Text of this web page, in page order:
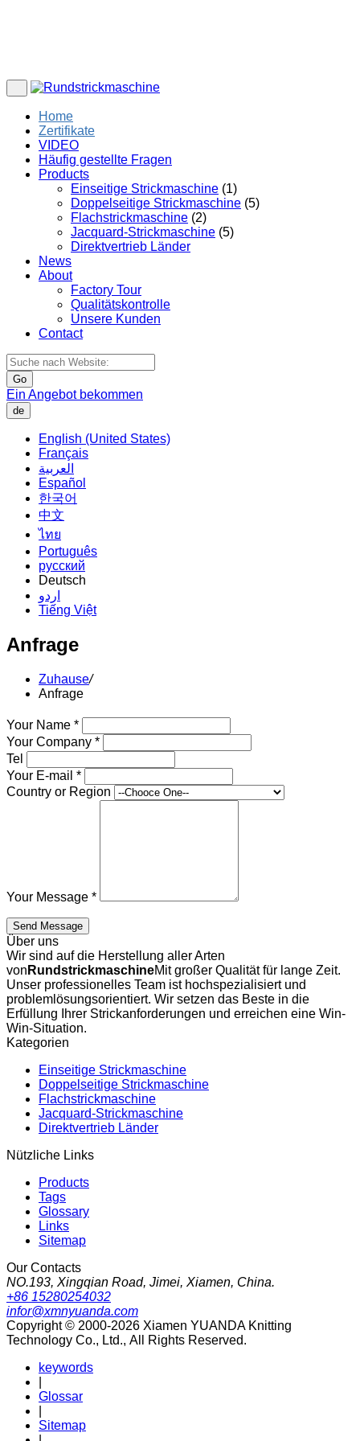
Home
Zertifikate
VIDEO
Häufig gestellte Fragen
Products
Einseitige Strickmaschine (1)
Doppelseitige Strickmaschine (5)
Flachstrickmaschine (2)
Jacquard-Strickmaschine (5)
Direktvertrieb Länder
News
About
Factory Tour
Qualitätskontrolle
Unsere Kunden
Contact
Go
Ein Angebot bekommen
de
English (United States)
Français
العربية
Español
한국어
中文
ไทย
Português
русский
Deutsch
اردو
Tiếng Việt
Anfrage
Zuhause/
Anfrage
Your Name *
Your Company *
Tel
Your E-mail *
Country or Region
Your Message *
Send Message
Über uns
Wir sind auf die Herstellung aller Arten
von RundstrickmaschineMit großer Qualität für lange Zeit.
Unser professionelles Team ist hochspezialisiert und
problemlösungsorientiert. Wir setzen das Beste in die
Erfüllung Ihrer Strickanforderungen und erreichen eine Win-
Win-Situation.
Kategorien
Einseitige Strickmaschine
Doppelseitige Strickmaschine
Flachstrickmaschine
Jacquard-Strickmaschine
Direktvertrieb Länder
Nützliche Links
Products
Tags
Glossary
Links
Sitemap
Our Contacts
NO.193, Xingqian Road, Jimei, Xiamen, China.
+86 15280254032
infor@xmnyuanda.com
Copyright © 2000-2026 Xiamen YUANDA Knitting
Technology Co., Ltd., All Rights Reserved.
keywords
Glossar
Sitemap